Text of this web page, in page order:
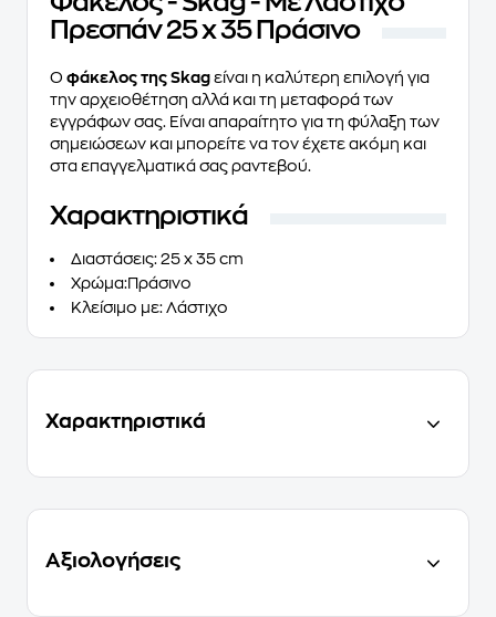
Πρεσπάν 25 x 35 Πράσινο
Ο φάκελος της Skag είναι η καλύτερη επιλογή για
την αρχειοθέτηση αλλά και τη μεταφορά των
εγγράφων σας. Είναι απαραίτητο για τη φύλαξη των
σημειώσεων και μπορείτε να τον έχετε ακόμη και
στα επαγγελματικά σας ραντεβού.
Χαρακτηριστικά
Διαστάσεις: 25 x 35 cm
Χρώμα:Πράσινο
Κλείσιμο με: Λάστιχο
Χαρακτηριστικά
Αξιολογήσεις